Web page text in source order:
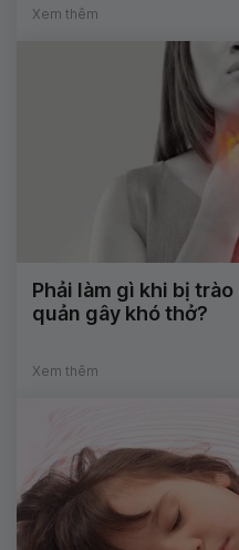
Xem thêm
Phải làm gì khi bị
quản gây khó thở?
Xem thêm